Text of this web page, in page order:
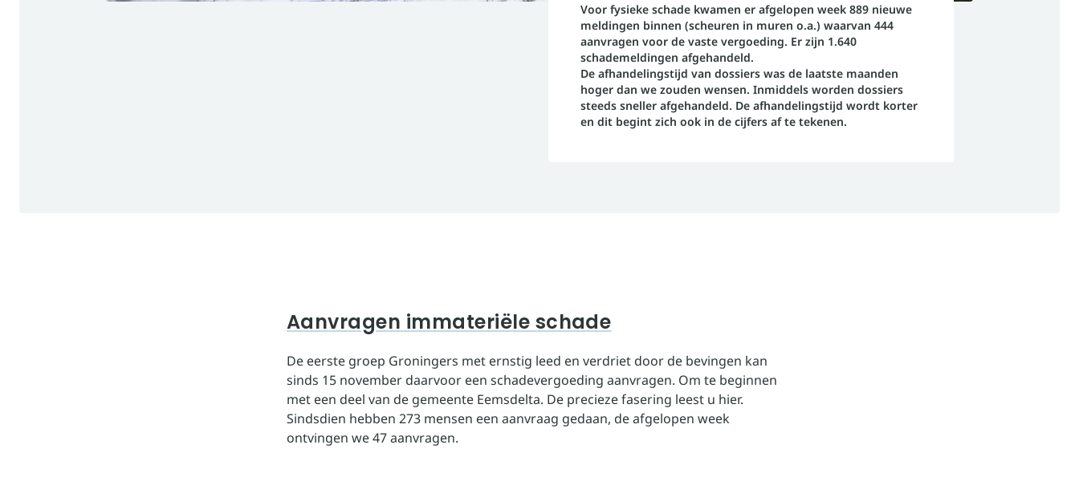
Voor fysieke schade kwamen er afgelopen week 889 nieuwe
meldingen binnen (scheuren in muren o.a.) waarvan 444
aanvragen voor de vaste vergoeding. Er zijn 1.640
schademeldingen afgehandeld.
De afhandelingstijd van dossiers was de laatste maanden
hoger dan we zouden wensen. Inmiddels worden dossiers
steeds sneller afgehandeld. De afhandelingstijd wordt korter
en dit begint zich ook in de cijfers af te tekenen.
Aanvragen immateriële schade
De eerste groep Groningers met ernstig leed en verdriet door de bevingen kan
sinds 15 november daarvoor een schadevergoeding aanvragen. Om te beginnen
met een deel van de gemeente Eemsdelta. De precieze fasering leest u hier.
Sindsdien hebben 273 mensen een aanvraag gedaan, de afgelopen week
ontvingen we 47 aanvragen.